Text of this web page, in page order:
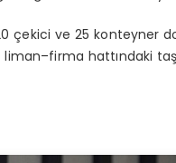
çekici ve 25 konteyner
liman–firma hattındaki